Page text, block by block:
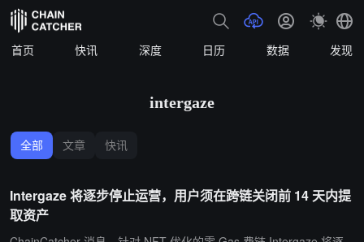
首页 快讯 深度 日历 数据 发现
intergaze
全部 文章 快讯
Intergaze 将逐步停止运营，用户须在跨链关闭前 14 天内提
取资产